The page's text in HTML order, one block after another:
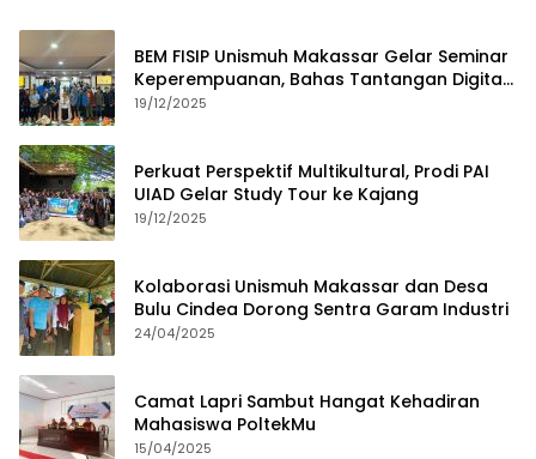
BEM FISIP Unismuh Makassar Gelar Seminar
Keperempuanan, Bahas Tantangan Digital
dan Budaya Lokal
19/12/2025
Perkuat Perspektif Multikultural, Prodi PAI
UIAD Gelar Study Tour ke Kajang
19/12/2025
Kolaborasi Unismuh Makassar dan Desa
Bulu Cindea Dorong Sentra Garam Industri
24/04/2025
Camat Lapri Sambut Hangat Kehadiran
Mahasiswa PoltekMu
15/04/2025